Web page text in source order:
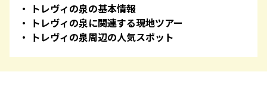
トレヴィの泉の基本情報
トレヴィの泉に関連する現地ツアー
トレヴィの泉周辺の人気スポット